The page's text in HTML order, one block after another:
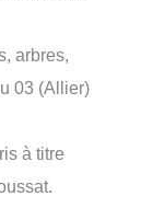
arbres,
03 (Allier)
à titre